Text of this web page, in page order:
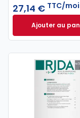
27,14 € TTC/
Ajouter au